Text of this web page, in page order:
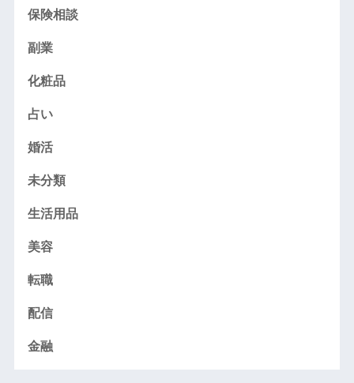
保険相談
副業
化粧品
占い
婚活
未分類
生活用品
美容
転職
配信
金融